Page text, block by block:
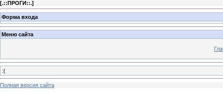
[.::ПРОГИ::.]
Форма входа
Меню сайта
:(
Полная версия сайта